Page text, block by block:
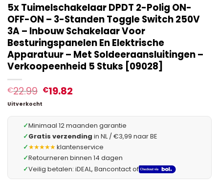
5x Tuimelschakelaar DPDT 2-Polig ON-
OFF-ON – 3-Standen Toggle Switch 250V
3A – Inbouw Schakelaar Voor
Besturingspanelen En Elektrische
Apparatuur – Met Soldeeraansluitingen –
Verkoopeenheid 5 Stuks [09028]
€22.99 €19.82
Uitverkocht
✓Minimaal 12 maanden garantie
✓Gratis verzending in NL / €3,99 naar BE
✓★★★★★klantenservice
✓Retourneren binnen 14 dagen
✓Veilig betalen: iDEAL, Bancontact of